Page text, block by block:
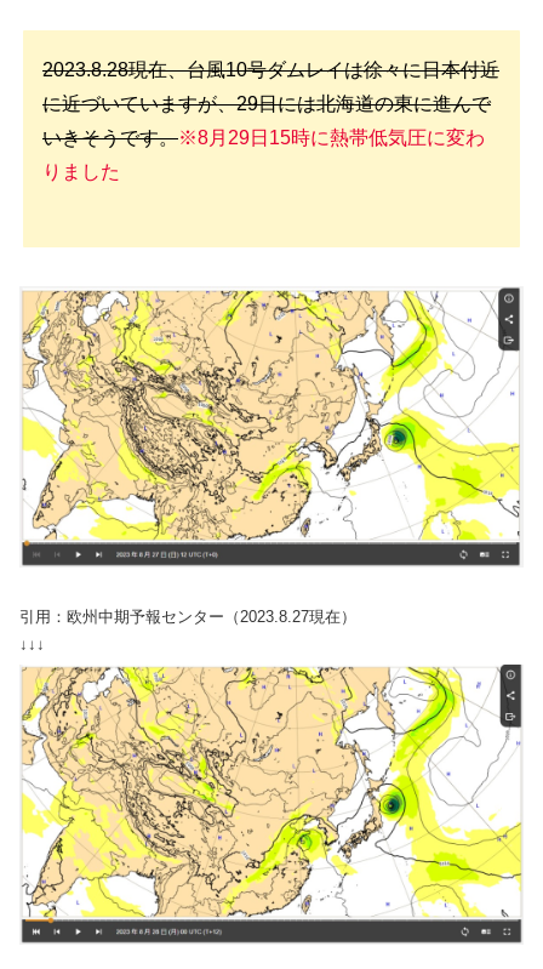
2023.8.28現在、台風10号ダムレイは徐々に日本付近
に近づいていますが、29日には北海道の東に進んで
いきそうです。※8月29日15時に熱帯低気圧に変わ
りました
引用：欧州中期予報センター（2023.8.27現在）
↓↓↓